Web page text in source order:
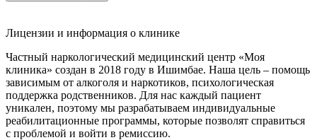
Лицензии и информация о клинике
Частный наркологический медицинский центр «Моя
клиника» создан в 2018 году в Ишимбае. Наша цель – помощь
зависимым от алкоголя и наркотиков, психологическая
поддержка родственников. Для нас каждый пациент
уникален, поэтому мы разрабатываем индивидуальные
реабилитационные программы, которые позволят справиться
с проблемой и войти в ремиссию.